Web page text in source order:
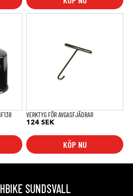
VERKTYG FÖR AVGASFJÄDRAR
124 SEK
KÖP NU
SUNDSVALL